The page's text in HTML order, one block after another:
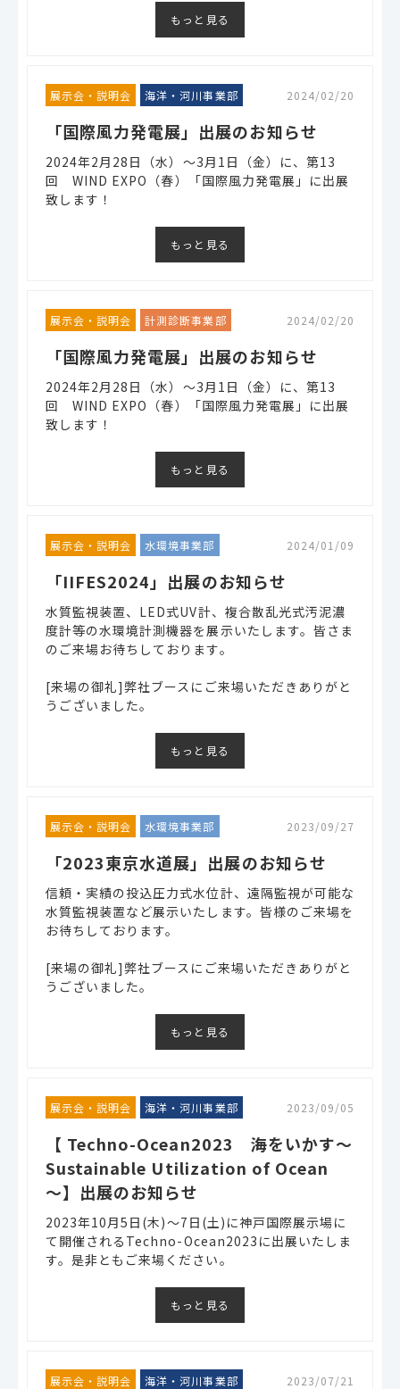
もっと見る
展示会・説明会 海洋・河川事業部 2024/02/20
「国際風力発電展」出展のお知らせ
2024年2月28日（水）～3月1日（金）に、第13
回 WIND EXPO（春）「国際風力発電展」に出展
致します！
もっと見る
展示会・説明会 計測診断事業部 2024/02/20
「国際風力発電展」出展のお知らせ
2024年2月28日（水）～3月1日（金）に、第13
回 WIND EXPO（春）「国際風力発電展」に出展
致します！
もっと見る
展示会・説明会 水環境事業部 2024/01/09
「IIFES2024」出展のお知らせ
水質監視装置、LED式UV計、複合散乱光式汚泥濃
度計等の水環境計測機器を展示いたします。皆さま
のご来場お待ちしております。
[来場の御礼]弊社ブースにご来場いただきありがと
うございました。
もっと見る
展示会・説明会 水環境事業部 2023/09/27
「2023東京水道展」出展のお知らせ
信頼・実績の投込圧力式水位計、遠隔監視が可能な
水質監視装置など展示いたします。皆様のご来場を
お待ちしております。
[来場の御礼]弊社ブースにご来場いただきありがと
うございました。
もっと見る
展示会・説明会 海洋・河川事業部 2023/09/05
【 Techno-Ocean2023 海をいかす～
Sustainable Utilization of Ocean
～】出展のお知らせ
2023年10月5日(木)～7日(土)に神戸国際展示場に
て開催されるTechno-Ocean2023に出展いたしま
す。是非ともご来場ください。
もっと見る
展示会・説明会 海洋・河川事業部 2023/07/21